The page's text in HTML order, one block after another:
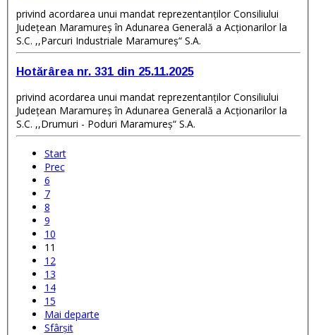
privind acordarea unui mandat reprezentanților Consiliului
Județean Maramureş în Adunarea Generală a Acționarilor la
S.C. ,,Parcuri Industriale Maramureş“ S.A.
Hotărârea nr. 331 din 25.11.2025
privind acordarea unui mandat reprezentanților Consiliului
Județean Maramureş în Adunarea Generală a Acționarilor la
S.C. ,,Drumuri - Poduri Maramureş“ S.A.
Start
Prec
6
7
8
9
10
11
12
13
14
15
Mai departe
Sfârșit